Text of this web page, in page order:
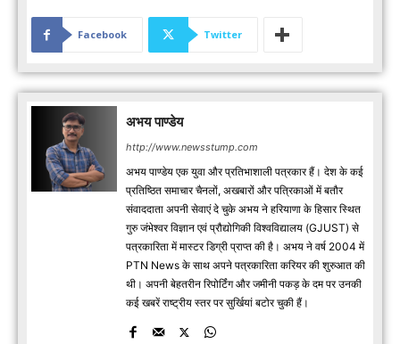
Facebook Twitter
अभय पाण्डेय
http://www.newsstump.com
अभय पाण्डेय एक युवा और प्रतिभाशाली पत्रकार हैं। देश के कई
प्रतिष्ठित समाचार चैनलों, अखबारों और पत्रिकाओं में बतौर
संवाददाता अपनी सेवाएं दे चुके अभय ने हरियाणा के हिसार स्थित
गुरु जंभेश्वर विज्ञान एवं प्रौद्योगिकी विश्वविद्यालय (GJUST) से
पत्रकारिता में मास्टर डिग्री प्राप्त की है। अभय ने वर्ष 2004 में
PTN News के साथ अपने पत्रकारिता करियर की शुरुआत की
थी। अपनी बेहतरीन रिपोर्टिंग और जमीनी पकड़ के दम पर उनकी
कई खबरें राष्ट्रीय स्तर पर सुर्खियां बटोर चुकी हैं।